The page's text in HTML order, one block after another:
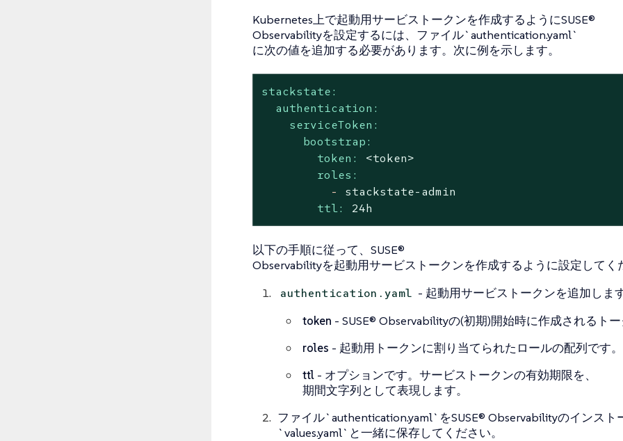
Kubernetes上で起動用サービストークンを作成するようにSUSE®
Observabilityを設定するには、ファイル`authentication.yaml`
に次の値を追加する必要があります。次に例を示します。
stackstate:
authentication:
serviceToken:
bootstrap:
token:
<token>
roles:
-
stackstate-admin
ttl:
24h
以下の手順に従って、SUSE®
Observabilityを起動用サービストークンを作成するように設定してく
authentication.yaml - 起動用サービストークンを追加しま
token - SUSE® Observabilityの(初期)開始時に作成されるトー
roles - 起動用トークンに割り当てられたロールの配列です。
ttl- オプションです。サービストークンの有効期限を、
期間文字列として表現します。
ファイル`authentication.yaml`をSUSE® Observabilityのインスト
`values.yaml`と一緒に保存してください。